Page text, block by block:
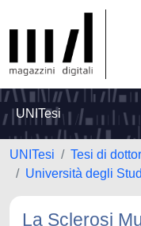
UNITesi
UNITesi
Tesi di
Università degli
La Sclerosi